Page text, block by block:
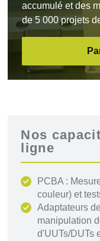
accumulé et des
de 5 000 projets
Nos
ligne
PCBA :
couleur) et
Adaptateurs
manipulation
d'UUTs/DUTs